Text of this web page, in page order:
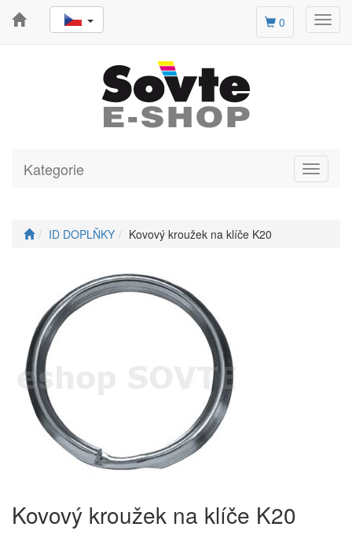
0
Toggle
Kategorie
ID DOPLŇKY Kovový kroužek na klíče K20
Kovový kroužek na klíče K20